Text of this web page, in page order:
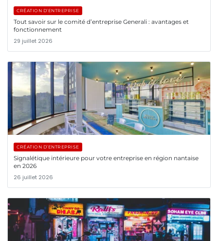
CRÉATION D’ENTREPRISE
Tout savoir sur le comité d’entreprise Generali : avantages et
fonctionnement
29 juillet 2026
CRÉATION D’ENTREPRISE
Signalétique intérieure pour votre entreprise en région nantaise
en 2026
26 juillet 2026